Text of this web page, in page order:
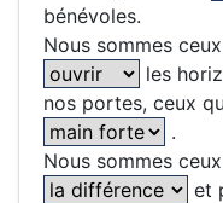
bénévoles.
Nous sommes
les
nos portes, ceux
.
Nous sommes
et